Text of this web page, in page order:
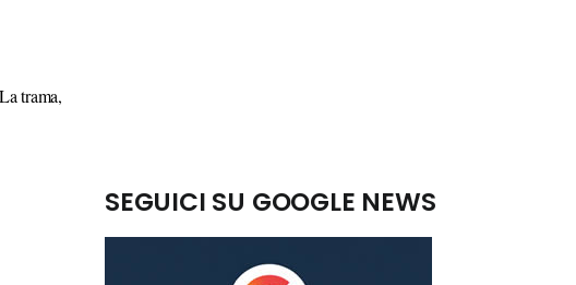
trama,
SEGUICI SU GOOGLE NEWS